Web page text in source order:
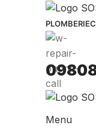
PLOMBERIE
Menu